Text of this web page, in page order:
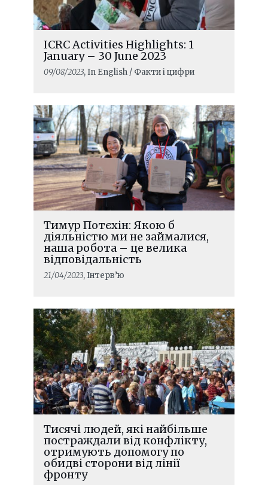
ICRC Activities Highlights: 1
January – 30 June 2023
09/08/2023, In English / Факти і цифри
Тимур Потєхін: Якою б
діяльністю ми не займалися,
наша робота – це велика
відповідальність
21/04/2023, Інтерв’ю
Тисячі людей, які найбільше
постраждали від конфлікту,
отримують допомогу по
обидві сторони від лінії
фронту